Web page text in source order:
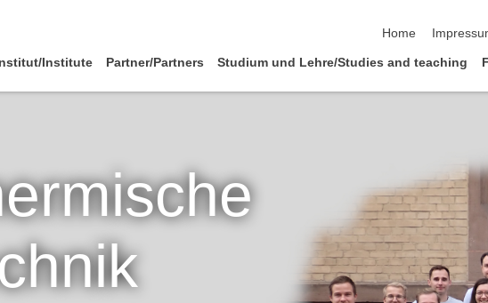
Home
Institute Partner/Partners Studium und Lehre/Studies and teaching